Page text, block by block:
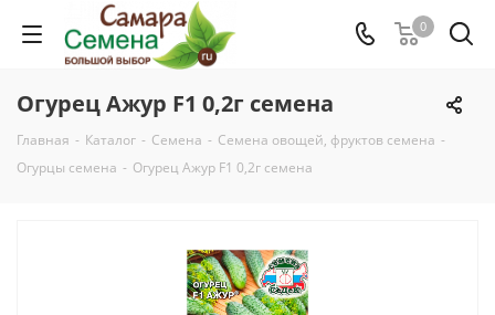
0
Огурец Ажур F1 0,2г семена
Главная - Каталог - Семена - Семена овощей, фруктов семена -
Огурцы семена - Огурец Ажур F1 0,2г семена